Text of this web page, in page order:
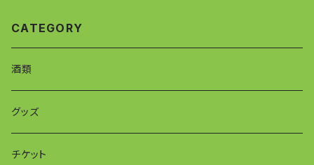
CATEGORY
酒類
グッズ
チケット